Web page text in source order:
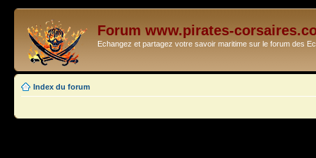
Forum www.pirates-
Echangez et partagez votre savoir maritime sur le forum des
Index du forum